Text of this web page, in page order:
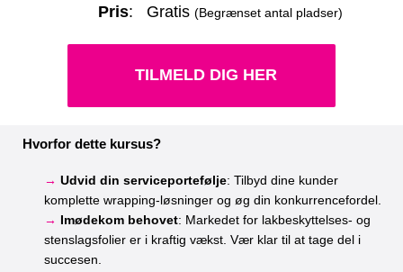
Pris: Gratis (Begrænset antal pladser)
TILMELD DIG HER
Hvorfor dette kursus?
→ Udvid din serviceportefølje: Tilbyd dine kunder
komplette wrapping-løsninger og øg din konkurrencefordel.
→ Imødekom behovet: Markedet for lakbeskyttelses- og
stenslagsfolier er i kraftig vækst. Vær klar til at tage del i
succesen.